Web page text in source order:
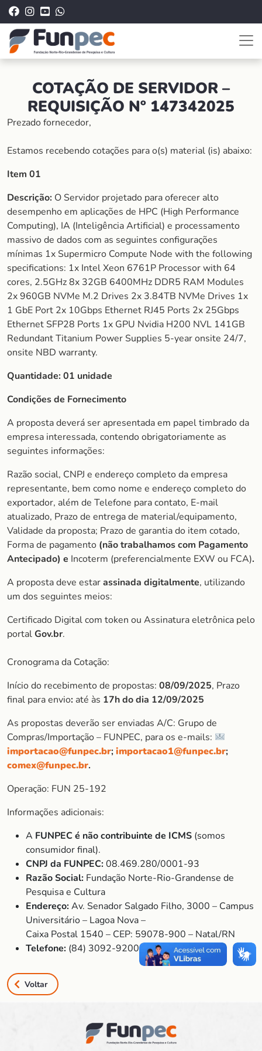
COTAÇÃO DE SERVIDOR –
REQUISIÇÃO Nº 147342025
Prezado fornecedor,
Estamos recebendo cotações para o(s) material (is) abaixo:
Item 01
Descrição: O Servidor projetado para oferecer alto
desempenho em aplicações de HPC (High Performance
Computing), IA (Inteligência Artificial) e processamento
massivo de dados com as seguintes configurações
mínimas 1x Supermicro Compute Node with the following
specifications: 1x Intel Xeon 6761P Processor with 64
cores, 2.5GHz 8x 32GB 6400MHz DDR5 RAM Modules
2x 960GB NVMe M.2 Drives 2x 3.84TB NVMe Drives 1x
1 GbE Port 2x 10Gbps Ethernet RJ45 Ports 2x 25Gbps
Ethernet SFP28 Ports 1x GPU Nvidia H200 NVL 141GB
Redundant Titanium Power Supplies 5-year onsite 24/7,
onsite NBD warranty.
Quantidade: 01 unidade
Condições de Fornecimento
A proposta deverá ser apresentada em papel timbrado da
empresa interessada, contendo obrigatoriamente as
seguintes informações:
Razão social, CNPJ e endereço completo da empresa
representante, bem como nome e endereço completo do
exportador, além de Telefone para contato, E-mail
atualizado, Prazo de entrega de material/equipamento,
Validade da proposta; Prazo de garantia do item cotado,
Forma de pagamento (não trabalhamos com Pagamento
Antecipado) e Incoterm (preferencialmente EXW ou FCA).
A proposta deve estarassinada digitalmente, utilizando
um dos seguintes meios:
Certificado Digital com token ou Assinatura eletrônica pelo
portalGov.br.
Cronograma da Cotação:
Início do recebimento de propostas: 08/09/2025, Prazo
final para envio: até às 17h do dia 12/09/2025
As propostas deverão ser enviadas A/C: Grupo de
Compras/Importação – FUNPEC, para os e-mails:
importacao@funpec.br;importacao1@funpec.br;
comex@funpec.br.
Operação: FUN 25-192
Informações adicionais:
A FUNPEC é não contribuinte de ICMS (somos
consumidor final).
CNPJ da FUNPEC:08.469.280/0001-93
Razão Social: Fundação Norte-Rio-Grandense de
Pesquisa e Cultura
Endereço:Av. Senador Salgado Filho, 3000 – Campus
Universitário – Lagoa Nova –
Caixa Postal 1540 – CEP: 59078-900 – Natal/RN
Telefone: (84) 3092-9200
Voltar